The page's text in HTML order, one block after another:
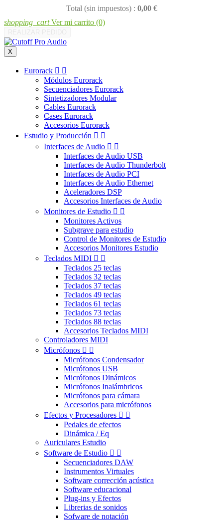
Total (sin impuestos) : 0,00 €
shopping_cart Ver mi carrito (0)
X
Eurorack  
Módulos Eurorack
Secuenciadores Eurorack
Sintetizadores Modular
Cables Eurorack
Cases Eurorack
Accesorios Eurorack
Estudio y Producción  
Interfaces de Audio  
Interfaces de Audio USB
Interfaces de Audio Thunderbolt
Interfaces de Audio PCI
Interfaces de Audio Ethernet
Aceleradores DSP
Accesorios Interfaces de Audio
Monitores de Estudio  
Monitores Activos
Subgrave para estudio
Control de Monitores de Estudio
Accesorios Monitores Estudio
Teclados MIDI  
Teclados 25 teclas
Teclados 32 teclas
Teclados 37 teclas
Teclados 49 teclas
Teclados 61 teclas
Teclados 73 teclas
Teclados 88 teclas
Accesorios Teclados MIDI
Controladores MIDI
Micrófonos  
Micrófonos Condensador
Micrófonos USB
Micrófonos Dinámicos
Micrófonos Inalámbricos
Micrófonos para cámara
Accesorios para micrófonos
Efectos y Procesadores  
Pedales de efectos
Dinámica / Eq
Auriculares Estudio
Software de Estudio  
Secuenciadores DAW
Instrumentos Virtuales
Software corrección acústica
Software educacional
Plug-ins y Efectos
Librerias de sonidos
Sofware de notación